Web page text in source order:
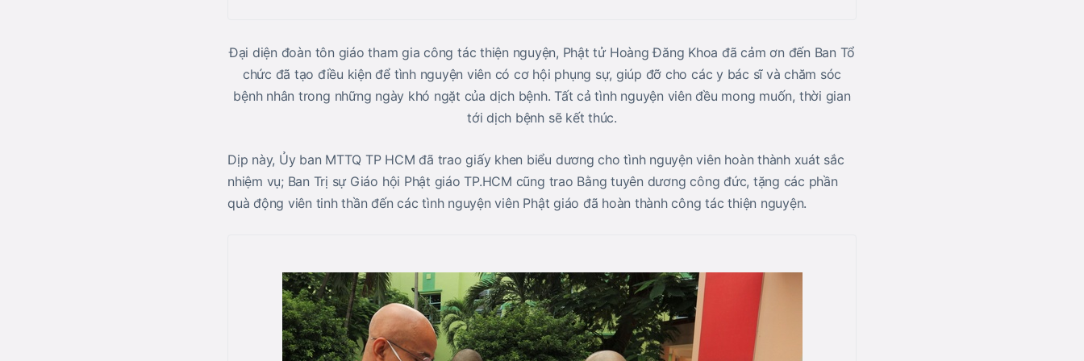
Đại diện đoàn tôn giáo tham gia công tác thiện nguyện, Phật tử Hoàng Đăng Khoa đã cảm ơn đến Ban Tổ
chức đã tạo điều kiện để tình nguyện viên có cơ hội phụng sự, giúp đỡ cho các y bác sĩ và chăm sóc
bệnh nhân trong những ngày khó ngặt của dịch bệnh. Tất cả tình nguyện viên đều mong muốn, thời gian
tới dịch bệnh sẽ kết thúc.
Dịp này, Ủy ban MTTQ TP HCM đã trao giấy khen biểu dương cho tình nguyện viên hoàn thành xuát sắc
nhiệm vụ; Ban Trị sự Giáo hội Phật giáo TP.HCM cũng trao Bằng tuyên dương công đức, tặng các phần
quà động viên tinh thần đến các tình nguyện viên Phật giáo đã hoàn thành công tác thiện nguyện.